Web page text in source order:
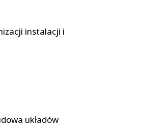
instalacji i
układów